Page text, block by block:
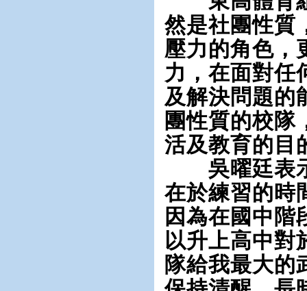
然是社團性質
壓力的角色，
力，在面對任
及解決問題的
團性質的校隊
活及教育的目
吳曜廷表示
在於練習的時
因為在國中階
以升上高中對
隊給我最大的